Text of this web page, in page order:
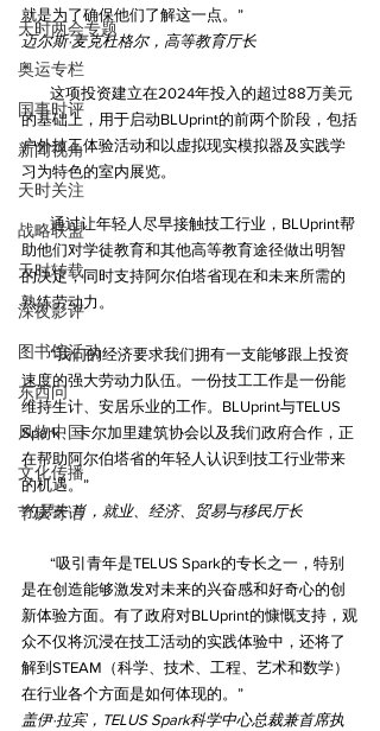
天时两会专题
奥运专栏
国事时评
新闻视角
天时关注
战略联盟
天时转载
深夜影评
图书馆活动
东西问
风物中国
文化传播
节庆寄语
就是为了确保他们了解这一点。”
迈尔斯·麦克杜格尔，高等教育厅长
这项投资建立在2024年投入的超过88万美元
的基础上，用于启动BLUprint的前两个阶段，包括
户外技工体验活动和以虚拟现实模拟器及实践学
习为特色的室内展览。
通过让年轻人尽早接触技工行业，BLUprint帮
助他们对学徒教育和其他高等教育途径做出明智
的决定，同时支持阿尔伯塔省现在和未来所需的
熟练劳动力。
“我们的经济要求我们拥有一支能够跟上投资
速度的强大劳动力队伍。一份技工工作是一份能
维持生计、安居乐业的工作。BLUprint与TELUS
Spark、卡尔加里建筑协会以及我们政府合作，正
在帮助阿尔伯塔省的年轻人认识到技工行业带来
的机遇。”
约瑟夫·肖，就业、经济、贸易与移民厅长
“吸引青年是TELUS Spark的专长之一，特别
是在创造能够激发对未来的兴奋感和好奇心的创
新体验方面。有了政府对BLUprint的慷慨支持，观
众不仅将沉浸在技工活动的实践体验中，还将了
解到STEAM（科学、技术、工程、艺术和数学）
在行业各个方面是如何体现的。”
盖伊·拉宾，TELUS Spark科学中心总裁兼首席执